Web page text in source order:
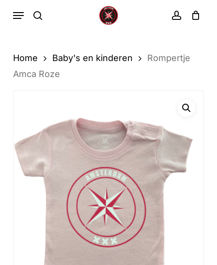
hoofdinhoud
zoekopdracht
Menu
Winkelwagen
Home Baby's en kinderen
Rompertje
Amca Roze